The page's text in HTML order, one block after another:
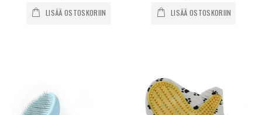
LISÄÄ OSTOSKORIIN LISÄÄ OSTOSKORIIN